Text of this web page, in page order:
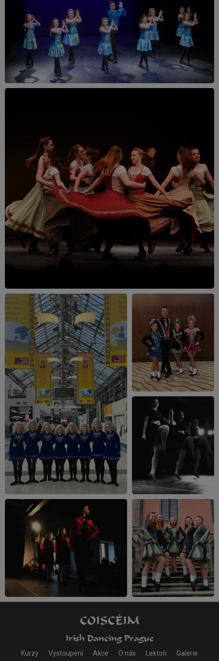
COISCÉIM
Irish Dancing Prague
Kurzy Vystoupení Akce O nás Lektoři Galerie